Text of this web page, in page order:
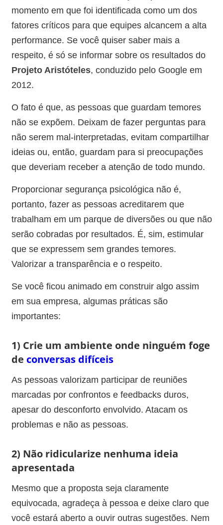
momento em que foi identificada como um dos
fatores críticos para que equipes alcancem a alta
performance. Se você quiser saber mais a
respeito, é só se informar sobre os resultados do
Projeto Aristóteles, conduzido pelo Google em
2012.
O fato é que, as pessoas que guardam temores
não se expõem. Deixam de fazer perguntas para
não serem mal-interpretadas, evitam compartilhar
ideias ou, então, guardam para si preocupações
que deveriam receber a atenção de todo mundo.
Proporcionar segurança psicológica não é,
portanto, fazer as pessoas acreditarem que
trabalham em um parque de diversões ou que não
serão cobradas por resultados. É, sim, estimular
que se expressem sem grandes temores.
Valorizar a transparência e o respeito.
Se você ficou animado em construir algo assim
em sua empresa, algumas práticas são
importantes:
1) Crie um ambiente onde ninguém foge
de conversas difíceis
As pessoas valorizam participar de reuniões
marcadas por confrontos e feedbacks duros,
apesar do desconforto envolvido. Atacam os
problemas e não as pessoas.
2) Não ridicularize nenhuma ideia
apresentada
Mesmo que a proposta seja claramente
equivocada, agradeça à pessoa e deixe claro que
você estará aberto a ouvir outras sugestões. Nem